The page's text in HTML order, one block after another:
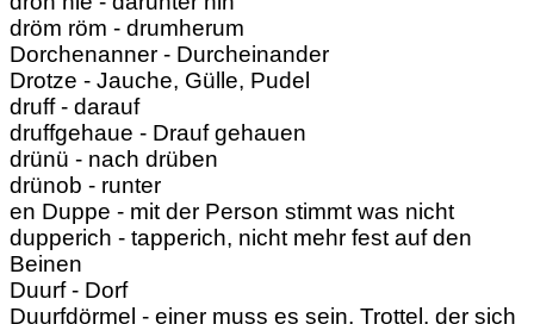
dröm röm - drumherum
Dorchenanner - Durcheinander
Drotze - Jauche, Gülle, Pudel
druff - darauf
druffgehaue - Drauf gehauen
drünü - nach drüben
drünob - runter
en Duppe - mit der Person stimmt was nicht
dupperich - tapperich, nicht mehr fest auf den
Beinen
Duurf - Dorf
Duurfdörmel - einer muss es sein, Trottel, der sich